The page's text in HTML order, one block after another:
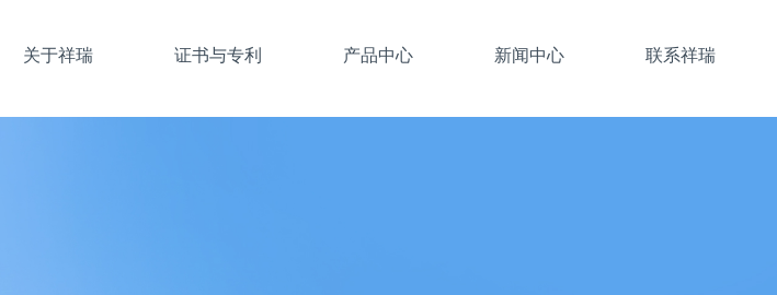
关于祥瑞 证书与专利 产品中心 新闻中心 联系祥瑞